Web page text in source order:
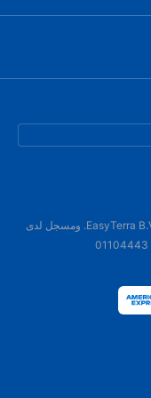
هذا الموقع الإلكتروني مملوك ومدار من قبل شركة EasyTerra B.V. ومسجل لدى